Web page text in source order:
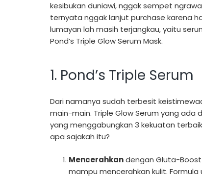
kesibukan duniawi, nggak sempet
ternyata nggak lanjut purchase karena
lumayan lah masih terjangkau, yaitu
Pond’s Triple Glow Serum Mask.
1. Pond’s Triple Serum
Dari namanya sudah terbesit
main-main. Triple Glow Serum yang ada
yang menggabungkan 3 kekuatan
apa sajakah itu?
Mencerahkandengan Gluta-
mampu mencerahkan kulit.